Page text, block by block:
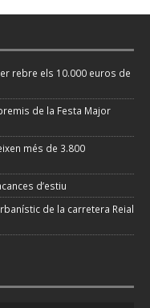
rebre els 10.000 euros de
de la Festa Major
més de 3.800
d’estiu
de la carretera Reial